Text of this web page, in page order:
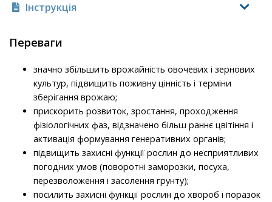
Інструкція
Переваги
значно збільшить врожайність овочевих і зернових
культур, підвищить поживну цінність і терміни
зберігання врожаю;
прискорить розвиток, зростання, проходження
фізіологічних фаз, відзначено більш раннє цвітіння і
активація формування генеративних органів;
підвищить захисні функції рослин до несприятливих
погодних умов (поворотні заморозки, посуха,
перезволоження і засолення грунту);
посилить захисні функції рослин до хвороб і поразок